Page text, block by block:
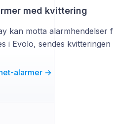
med kvittering
kan motta alarmhendelser
i Evolo, sendes
alarmer →